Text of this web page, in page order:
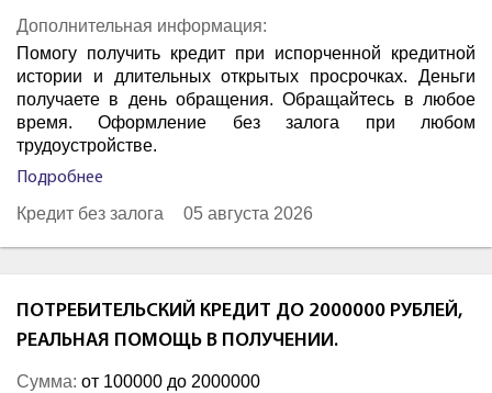
Дополнительная информация:
Помогу получить кредит при испорченной кредитной
истории и длительных открытых просрочках. Деньги
получаете в день обращения. Обращайтесь в любое
время. Оформление без залога при любом
трудоустройстве.
Подробнее
Кредит без залога 05 августа 2026
ПОТРЕБИТЕЛЬСКИЙ КРЕДИТ ДО 2000000 РУБЛЕЙ,
РЕАЛЬНАЯ ПОМОЩЬ В ПОЛУЧЕНИИ.
Сумма: от 100000 до 2000000